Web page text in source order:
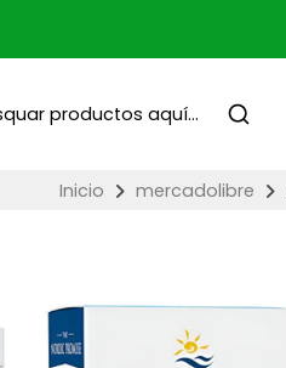
Inicio mercadolibre